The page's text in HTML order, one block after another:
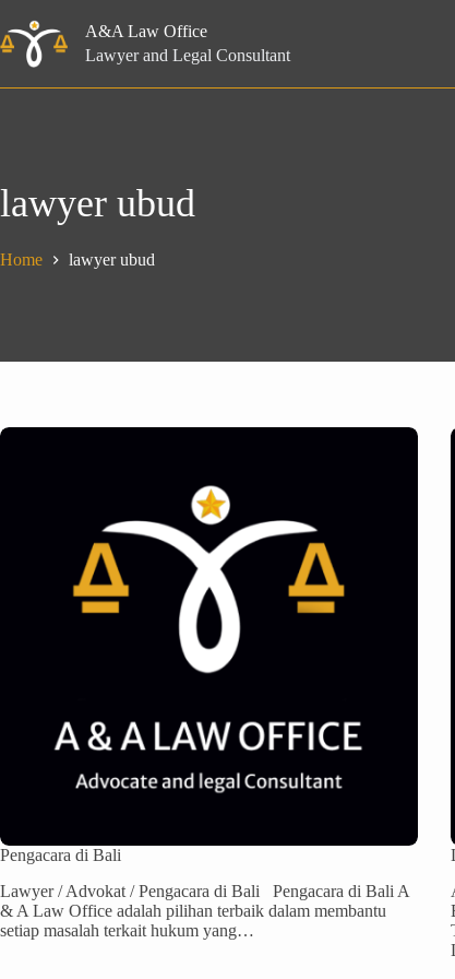
to
content
A&A Law Office
Lawyer and Legal Consultant
lawyer ubud
Home lawyer ubud
Pengacara di Bali
Lawyer / Advokat / Pengacara di Bali Pengacara di Bali A
& A Law Office adalah pilihan terbaik dalam membantu
setiap masalah terkait hukum yang…